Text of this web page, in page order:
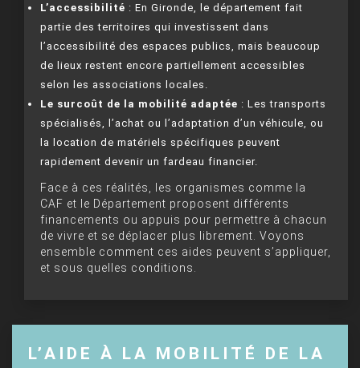
L’accessibilité : En Gironde, le département fait
partie des territoires qui investissent dans
l’accessibilité des espaces publics, mais beaucoup
de lieux restent encore partiellement accessibles
selon les associations locales.
Le surcoût de la mobilité adaptée : Les transports
spécialisés, l’achat ou l’adaptation d’un véhicule, ou
la location de matériels spécifiques peuvent
rapidement devenir un fardeau financier.
Face à ces réalités, les organismes comme la
CAF et le Département proposent différents
financements ou appuis pour permettre à chacun
de vivre et se déplacer plus librement. Voyons
ensemble comment ces aides peuvent s’appliquer,
et sous quelles conditions.
L’AIDE À LA MOBILITÉ DE LA